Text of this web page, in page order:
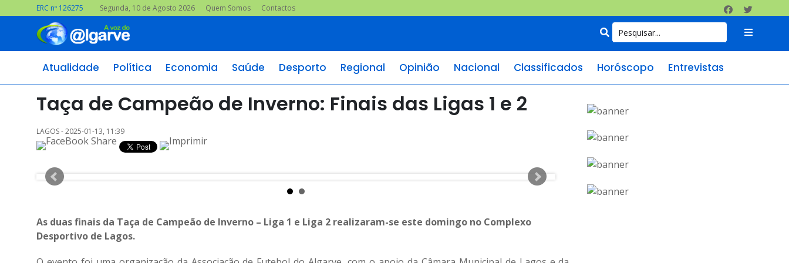
ERC nº 126275 Segunda, 10 de Agosto 2026 Quem Somos Contactos
Atualidade Política Economia Saúde Desporto Regional Opinião Nacional Classificados Horóscopo Entrevistas
Taça de Campeão de Inverno: Finais das Ligas 1 e 2
LAGOS - 2025-01-13, 11:39
As duas finais da Taça de Campeão de Inverno – Liga 1 e Liga 2 realizaram-se este domingo no Complexo
Desportivo de Lagos.